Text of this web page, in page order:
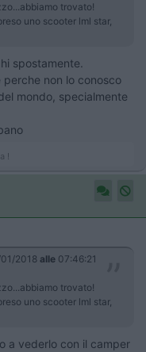
trovato!
uno scooter lml star,
spostamente.
non lo conosco
mondo, specialmente
!
2018 alle 07:46:21
trovato!
uno scooter lml star,
a vederlo con il camper